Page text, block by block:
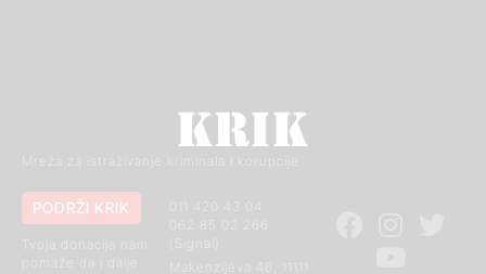
Mreža za istraživanje kriminala i korupcije
011 420 43 04
Makenzijeva 46, 11111
PODRŽI KRIK